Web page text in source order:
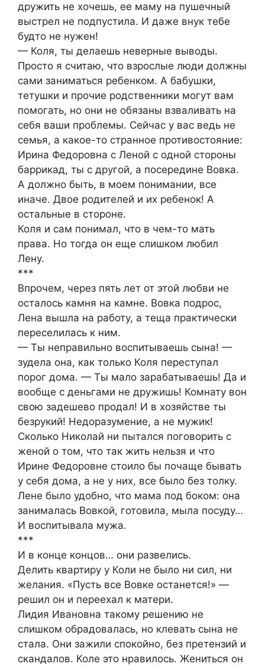
дружить не хочешь, ее маму на пушечный
выстрел не подпустила. И даже внук тебе
будто не нужен!
— Коля, ты делаешь неверные выводы.
Просто я считаю, что взрослые люди должны
сами заниматься ребенком. А бабушки,
тетушки и прочие родственники могут вам
помогать, но они не обязаны взваливать на
себя ваши проблемы. Сейчас у вас ведь не
семья, а какое-то странное противостояние:
Ирина Федоровна с Леной с одной стороны
баррикад, ты с другой, а посередине Вовка.
А должно быть, в моем понимании, все
иначе. Двое родителей и их ребенок! А
остальные в стороне.
Коля и сам понимал, что в чем-то мать
права. Но тогда он еще слишком любил
Лену.
***
Впрочем, через пять лет от этой любви не
осталось камня на камне. Вовка подрос,
Лена вышла на работу, а теща практически
переселилась к ним.
— Ты неправильно воспитываешь сына! —
зудела она, как только Коля переступал
порог дома. — Ты мало зарабатываешь! Да и
вообще с деньгами не дружишь! Комнату вон
свою задешево продал! И в хозяйстве ты
безрукий! Недоразумение, а не мужик!
Сколько Николай ни пытался поговорить с
женой о том, что так жить нельзя и что
Ирине Федоровне стоило бы почаще бывать
у себя дома, а не у них, все было без толку.
Лене было удобно, что мама под боком: она
занималась Вовкой, готовила, мыла посуду…
И воспитывала мужа.
***
И в конце концов… они развелись.
Делить квартиру у Коли не было ни сил, ни
желания. «Пусть все Вовке останется!» —
решил он и переехал к матери.
Лидия Ивановна такому решению не
слишком обрадовалась, но клевать сына не
стала. Они зажили спокойно, без претензий и
скандалов. Коле это нравилось. Жениться он